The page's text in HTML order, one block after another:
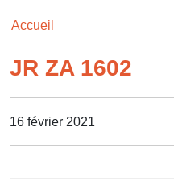
Accueil
JR ZA 1602
16 février 2021